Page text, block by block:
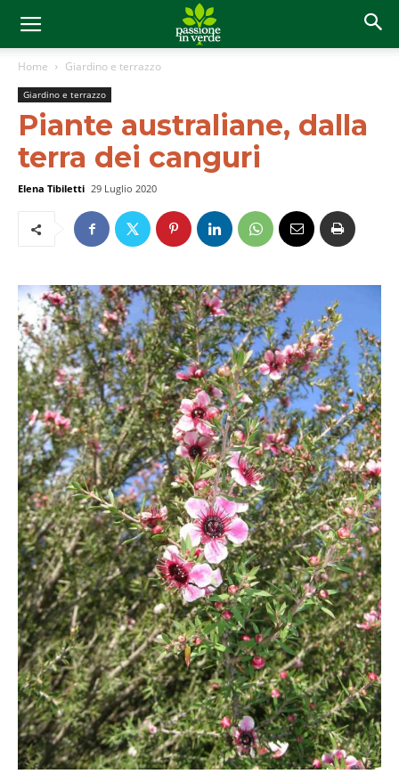
Home Giardino e terrazzo
Giardino e terrazzo
Piante australiane, dalla
terra dei canguri
Elena Tibiletti 29 Luglio 2020